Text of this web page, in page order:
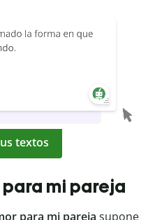
textos
mi pareja
para mi pareja supone